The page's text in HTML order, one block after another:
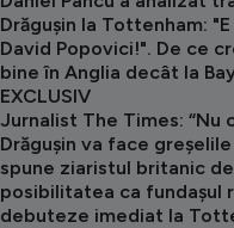
Drăgușin la Tottenham:
David Popovici!". De ce
bine în Anglia decât la
EXCLUSIV
Jurnalist The Times: “Nu
Drăgușin va face
spune ziaristul britanic
posibilitatea ca fundașul
debuteze imediat la